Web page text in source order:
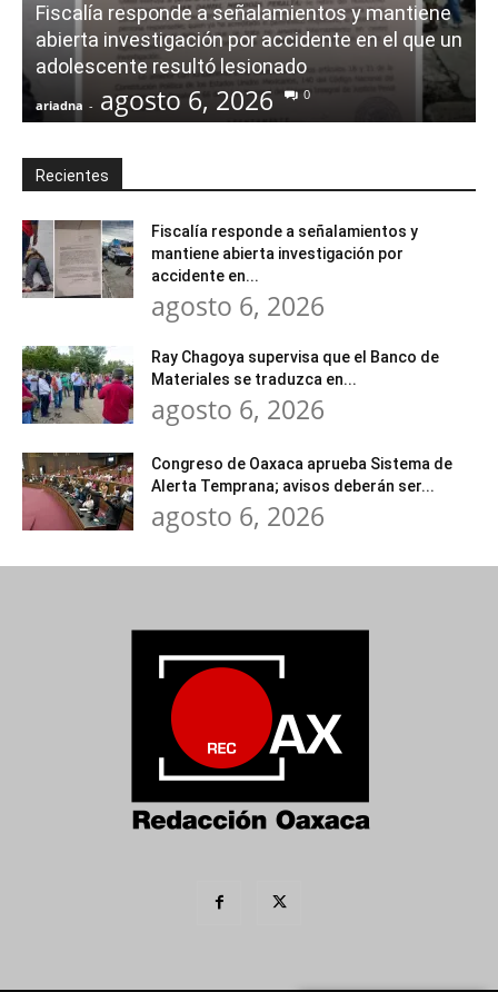
Fiscalía responde a señalamientos y mantiene
abierta investigación por accidente en el que un
adolescente resultó lesionado
ariadna - agosto 6, 2026 0
Recientes
Fiscalía responde a señalamientos y
mantiene abierta investigación por
accidente en...
agosto 6, 2026
Ray Chagoya supervisa que el Banco de
Materiales se traduzca en...
agosto 6, 2026
Congreso de Oaxaca aprueba Sistema de
Alerta Temprana; avisos deberán ser...
agosto 6, 2026